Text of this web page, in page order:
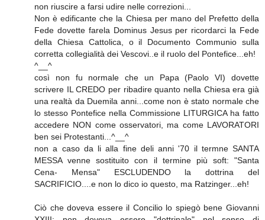
non riuscire a farsi udire nelle correzioni...
Non è edificante che la Chiesa per mano del Prefetto della
Fede dovette farela Dominus Jesus per ricordarci la Fede
della Chiesa Cattolica, o il Documento Communio sulla
corretta collegialità dei Vescovi..e il ruolo del Pontefice...eh!
^__^
così non fu normale che un Papa (Paolo VI) dovette
scrivere IL CREDO per ribadire quanto nella Chiesa era già
una realtà da Duemila anni...come non è stato normale che
lo stesso Pontefice nella Commissione LITURGICA ha fatto
accedere NON come osservatori, ma come LAVORATORI
ben sei Protestanti...^__^
non a caso da li alla fine deli anni '70 il termne SANTA
MESSA venne sostituito con il termine più soft: "Santa
Cena- Mensa" ESCLUDENDO la dottrina del
SACRIFICIO....e non lo dico io questo, ma Ratzinger...eh!
Ciò che doveva essere il Concilio lo spiegò bene Giovanni